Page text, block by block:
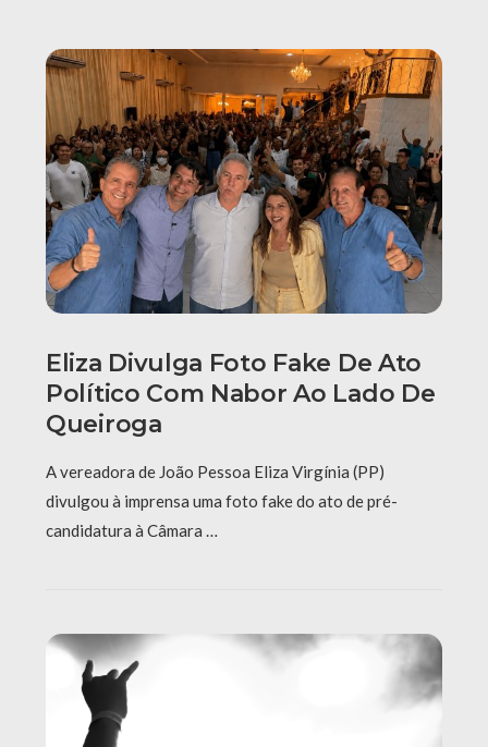
Eliza Divulga Foto Fake De Ato
Político Com Nabor Ao Lado De
Queiroga
A vereadora de João Pessoa Eliza Virgínia (PP)
divulgou à imprensa uma foto fake do ato de pré-
candidatura à Câmara …